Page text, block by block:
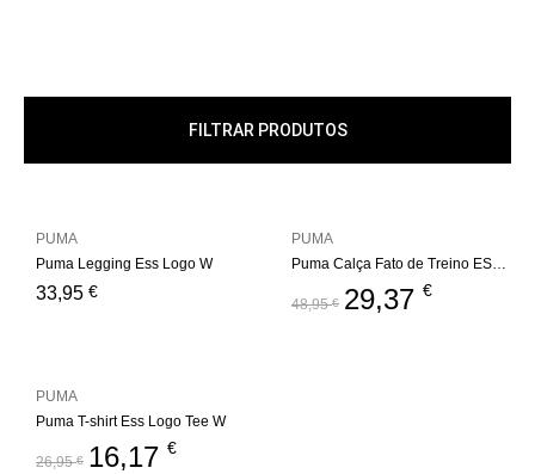
FILTRAR PRODUTOS
Puma Legging Ess Logo W
33,95 €
PUMA
Puma Calça Fato de Treino ESS+ Metallic W
48,95€ 29,37 €
PUMA
Puma T-shirt Ess Logo Tee W
26,95€ 16,17 €
PUMA